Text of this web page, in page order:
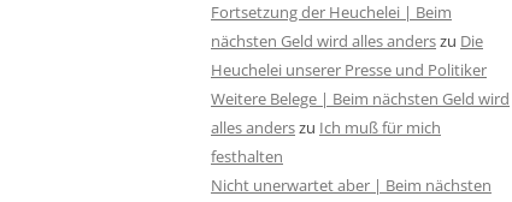
Fortsetzung der Heuchelei | Beim
nächsten Geld wird alles anderszu Die
Heuchelei unserer Presse und Politiker
Weitere Belege | Beim nächsten Geld wird
alles anderszu Ich muß für mich
festhalten
Nicht unerwartet aber | Beim nächsten